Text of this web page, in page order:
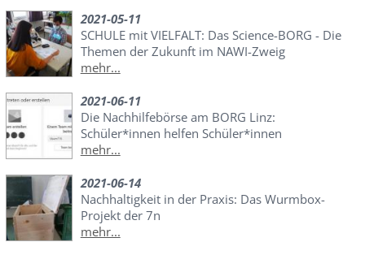
2021-05-11
SCHULE mit VIELFALT: Das Science-BORG - Die
Themen der Zukunft im NAWI-Zweig
mehr...
2021-06-11
Die Nachhilfebörse am BORG Linz:
Schüler*innen helfen Schüler*innen
mehr...
2021-06-14
Nachhaltigkeit in der Praxis: Das Wurmbox-
Projekt der 7n
mehr...